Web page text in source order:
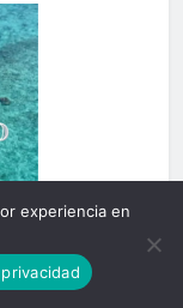
experiencia en